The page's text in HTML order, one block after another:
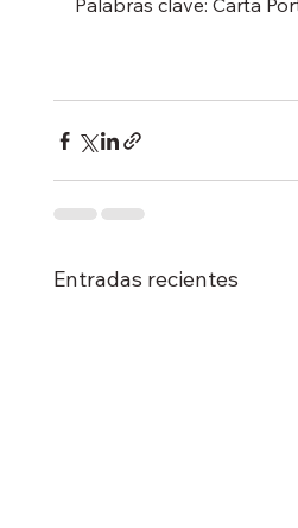
Palabras clave: Carta
Entradas recientes